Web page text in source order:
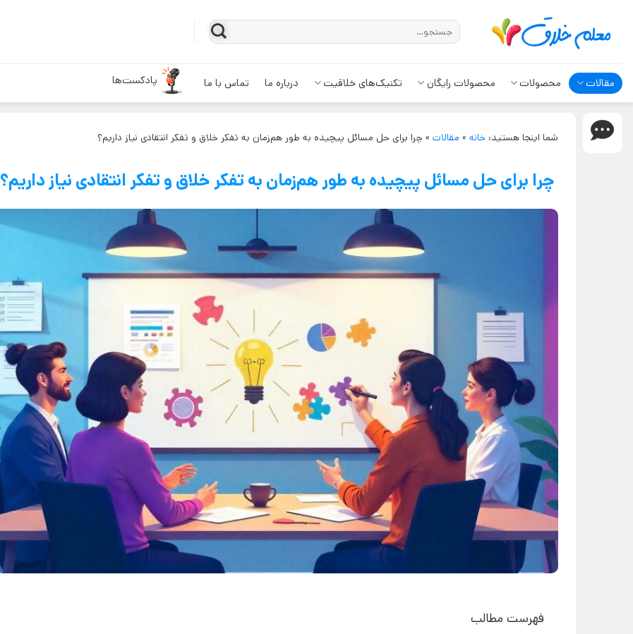
مقالات محصولات محصولات رایگان تکنیک‌های خلاقیت درباره ما تماس با ما پادکست‌ها
شما اینجا هستید:خانه » مقالات » چرا برای حل مسائل پیچیده به طور هم‌زمان به تفکر خلاق و تفکر انتقادی نیاز داریم؟
چرا برای حل مسائل پیچیده به طور هم‌زمان به تفکر خلاق و تفکر انتقادی نیاز داریم؟
فهرست مطالب